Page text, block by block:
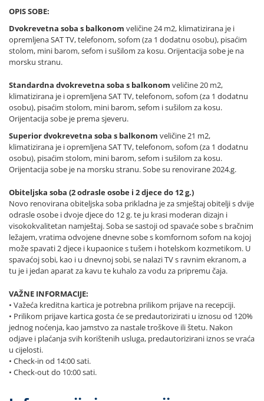
OPIS SOBE:
Dvokrevetna soba s balkonom veličine 24 m2, klimatizirana je i
opremljena SAT TV, telefonom, sofom (za 1 dodatnu osobu), pisaćim
stolom, mini barom, sefom i sušilom za kosu. Orijentacija sobe je na
morsku stranu.
Standardna dvokrevetna soba s balkonom veličine 20 m2,
klimatizirana je i opremljena SAT TV, telefonom, sofom (za 1 dodatnu
osobu), pisaćim stolom, mini barom, sefom i sušilom za kosu.
Orijentacija sobe je prema sjeveru.
Superior dvokrevetna soba s balkonom veličine 21 m2,
klimatizirana je i opremljena SAT TV, telefonom, sofom (za 1 dodatnu
osobu), pisaćim stolom, mini barom, sefom i sušilom za kosu.
Orijentacija sobe je na morsku stranu. Sobe su renovirane 2024.g.
Obiteljska soba (2 odrasle osobe i 2 djece do 12 g.)
Novo renovirana obiteljska soba prikladna je za smještaj obitelji s dvije
odrasle osobe i dvoje djece do 12 g. te ju krasi moderan dizajn i
visokokvalitetan namještaj. Soba se sastoji od spavaće sobe s bračnim
ležajem, vratima odvojene dnevne sobe s komfornom sofom na kojoj
može spavati 2 djece i kupaonice s tušem i hotelskom kozmetikom. U
spavaćoj sobi, kao i u dnevnoj sobi, se nalazi TV s ravnim ekranom, a
tu je i jedan aparat za kavu te kuhalo za vodu za pripremu čaja.
VAŽNE INFORMACIJE:
• Važeća kreditna kartica je potrebna prilikom prijave na recepciji.
• Prilikom prijave kartica gosta će se predautorizirati u iznosu od 120%
jednog noćenja, kao jamstvo za nastale troškove ili štetu. Nakon
odjave i plaćanja svih korištenih usluga, predautorizirani iznos se vraća
u cijelosti.
• Check-in od 14:00 sati.
• Check-out do 10:00 sati.